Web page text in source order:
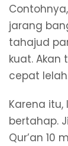
jarang
tahajud
kuat. Akan
cepat
Karena
bertahap.
Qur’an 10